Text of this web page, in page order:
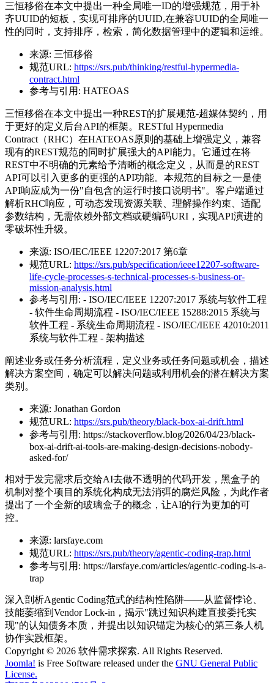
三恒移俗在本文中提出一种全局唯一ID的增强规范，用于补
齐UUID的短板，实现可排序的UUID,在兼容UUID的全局唯一
性的同时，支持排序，检索，简化数据管理中的逻辑和运维。
来源: 三恒移俗
规范URL: https://srs.pub/thinking/restful-hypermedia-
contract.html
参考与引用: HATEOAS
三恒移俗在本文中提出一种REST的扩展规范-超媒体契约，用
于更好的定义后台API的框架。RESTful Hypermedia
Contract（RHC）在HATEOAS原则的基础上增强定义，兼容
现有的REST规范的同时扩展强大的API能力。它通过在将
REST中不明确的元素给予清晰的概念定义，从而是的REST
API可以引入更多的更强的API功能。本规范的目标之一是使
API响应成为一份"自包含的运行时接口说明书"。客户端通过
解析RHC响应，可动态发现资源关联、理解操作约束、适配
参数结构，无需依赖外部文档或硬编码URI，实现API演进的
零破坏性升级。
来源: ISO/IEC/IEEE 12207:2017 第6章
规范URL: https://srs.pub/specification/ieee12207-software-
life-cycle-processes-s-technical-processes-s-business-or-
mission-analysis.html
参考与引用: - ISO/IEC/IEEE 12207:2017 系统与软件工程
- 软件生命周期流程 - ISO/IEC/IEEE 15288:2015 系统与
软件工程 - 系统生命周期流程 - ISO/IEC/IEEE 42010:2011
系统与软件工程 - 架构描述
阐述业务或任务分析流程，定义业务或任务问题或机会，描述
解决方案空间，确定可以解决问题或利用机会的潜在解决方案
类别。
来源: Jonathan Gordon
规范URL: https://srs.pub/theory/black-box-ai-drift.html
参考与引用: https://stackoverflow.blog/2026/04/23/black-
box-ai-drift-ai-tools-are-making-design-decisions-nobody-
asked-for/
相对于发完需求后交给AI去做不透明的代码开发，黑盒子的
机制对整个项目的系统化构成无法消弭的腐烂风险，为此作者
提出了一个全新的玻璃盒子的概念，让AI的行为更加的可
控。
来源: larsfaye.com
规范URL: https://srs.pub/theory/agentic-coding-trap.html
参考与引用: https://larsfaye.com/articles/agentic-coding-is-a-
trap
深入剖析Agentic Coding范式的结构性陷阱——从监督悖论、
技能萎缩到Vendor Lock-in，揭示"跳过知识构建直接委托实
现"的认知债务本质，并提出以知识锚定为核心的第三条人机
协作实践框架。
Copyright © 2026 软件需求探索. All Rights Reserved.
Joomla! is Free Software released under the GNU General Public
License.